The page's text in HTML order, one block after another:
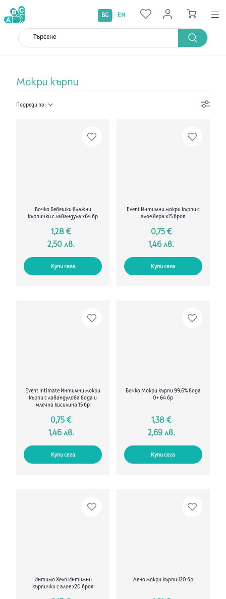
BG EN
Мокри кърпи
Подреди по:
Бочко Бебешки влажни
кърпички с лавандула х64 бр
1,28 €
2,50 лв.
Купи сега
Event Интимни мокри кърпи с
алое вера х15 броя
0,75 €
1,46 лв.
Купи сега
Event Intimate Интимни мокри
кърпи с лавандулова вода и
млечна кисилина 15 бр
0,75 €
1,46 лв.
Купи сега
Бочко Мокри кърпи 99,6% вода
0+ 64 бр
1,38 €
2,69 лв.
Купи сега
Интимо Хелп Интимни
кърпички с алое x20 броя
Лено мокри кърпи 120 бр